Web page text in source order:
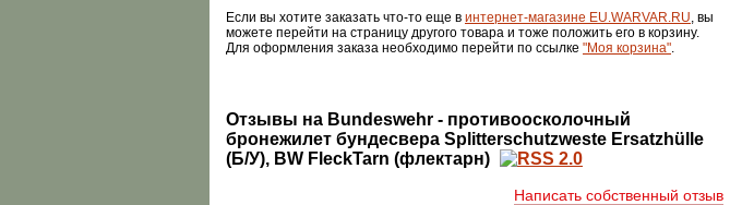
Если вы хотите заказать что-то еще в интернет-магазине EU.WARVAR.RU, вы
можете перейти на страницу другого товара и тоже положить его в корзину.
Для оформления заказа необходимо перейти по ссылке "Моя корзина".
Отзывы на Bundeswehr - противоосколочный
бронежилет бундесвера Splitterschutzweste Ersatzhülle
(Б/У), BW FleckTarn (флектарн)
Написать собственный отзыв